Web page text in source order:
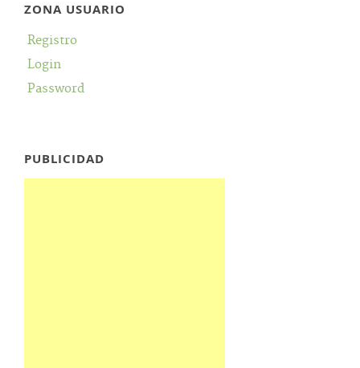
ZONA USUARIO
Registro
Login
Password
PUBLICIDAD